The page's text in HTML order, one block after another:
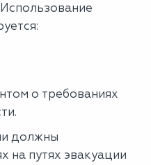
о требованиях
должны
на путях эвакуации